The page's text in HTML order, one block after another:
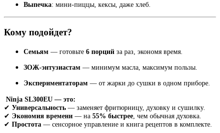
Выпечка: мини-пиццы, кексы, даже хлеб.
Кому подойдет?
Семьям — готовьте 6 порций за раз, экономя время.
ЗОЖ-энтузиастам — минимум масла, максимум пользы.
Экспериментаторам — от жарки до сушки в одном приборе.
Ninja SL300EU — это:
✔ Универсальность — заменяет фритюрницу, духовку и сушилку.
✔ Экономия времени — на 55% быстрее, чем обычная духовка.
✔ Простота — сенсорное управление и книга рецептов в комплекте.